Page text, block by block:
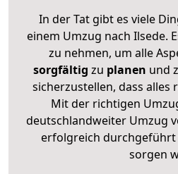
In der Tat gibt es viele
einem Umzug nach Ilsede.
zu nehmen, um alle
sorgfältig zu planen und
sicherzustellen, dass alles
Mit der richtigen
deutschlandweiter Umzug
erfolgreich
sorgen